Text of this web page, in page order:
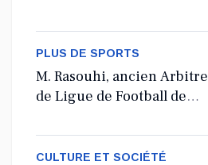
PLUS DE SPORTS
M. Rasouhi, ancien Arbitre
de Ligue de Football de
CULTURE ET SOCIÉTÉ